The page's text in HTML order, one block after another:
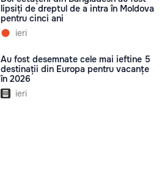
lipsiți de dreptul de a intra în Moldova
pentru cinci ani
ieri
Au fost desemnate cele mai ieftine 5
destinații din Europa pentru vacanțe
în 2026
ieri